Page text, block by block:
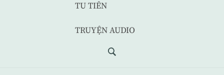
TU TIÊN
TRUYỆN AUDIO